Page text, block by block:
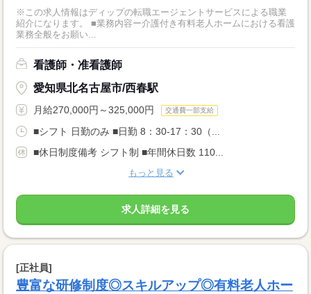
※この求人情報はディップの転職エージェントサービスによる職業
紹介になります。 ■業務内容ー介護付き有料老人ホームにおける看護
業務全般をお願い...
看護師・准看護師
愛知県北名古屋市/西春駅
月給270,000円～325,000円 交通費一部支給
■シフト 日勤のみ ■日勤 8：30-17：30（...
■休日制度備考 シフト制 ■年間休日数 110...
もっと見る
求人詳細を見る
[正社員]
豊富な研修制度◎スキルアップ◎有料老人ホー